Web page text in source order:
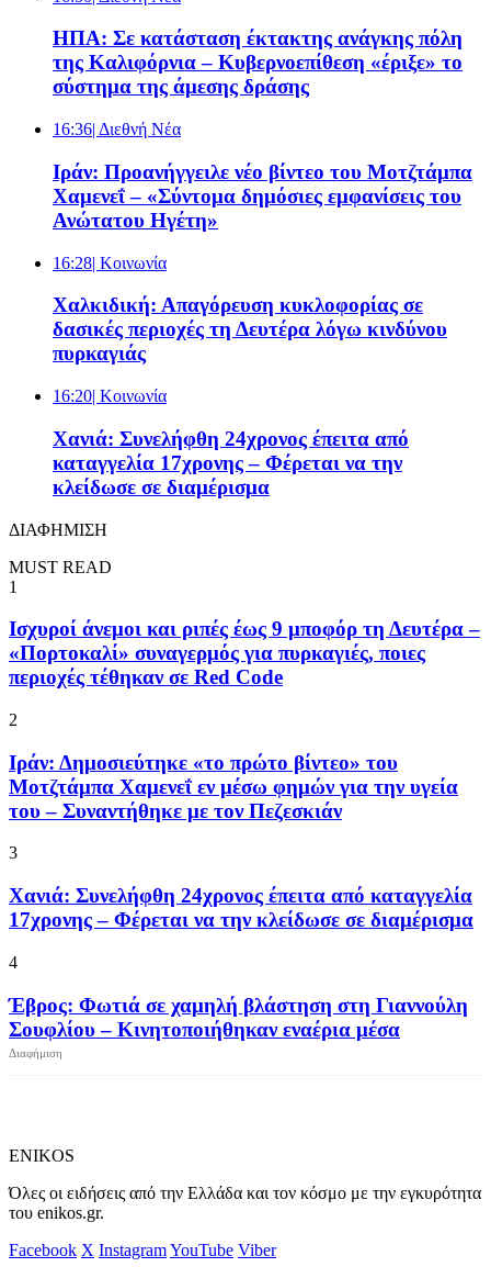
ΗΠΑ: Σε κατάσταση έκτακτης ανάγκης πόλη
της Καλιφόρνια – Κυβερνοεπίθεση «έριξε» το
σύστημα της άμεσης δράσης
16:36| Διεθνή Νέα
Ιράν: Προανήγγειλε νέο βίντεο του Μοτζτάμπα
Χαμενεΐ – «Σύντομα δημόσιες εμφανίσεις του
Ανώτατου Ηγέτη»
16:28| Κοινωνία
Χαλκιδική: Απαγόρευση κυκλοφορίας σε
δασικές περιοχές τη Δευτέρα λόγω κινδύνου
πυρκαγιάς
16:20| Κοινωνία
Χανιά: Συνελήφθη 24χρονος έπειτα από
καταγγελία 17χρονης – Φέρεται να την
κλείδωσε σε διαμέρισμα
ΔΙΑΦΗΜΙΣΗ
MUST READ
1
Ισχυροί άνεμοι και ριπές έως 9 μποφόρ τη Δευτέρα –
«Πορτοκαλί» συναγερμός για πυρκαγιές, ποιες
περιοχές τέθηκαν σε Red Code
2
Ιράν: Δημοσιεύτηκε «το πρώτο βίντεο» του
Μοτζτάμπα Χαμενεΐ εν μέσω φημών για την υγεία
του – Συναντήθηκε με τον Πεζεσκιάν
3
Χανιά: Συνελήφθη 24χρονος έπειτα από καταγγελία
17χρονης – Φέρεται να την κλείδωσε σε διαμέρισμα
4
Έβρος: Φωτιά σε χαμηλή βλάστηση στη Γιαννούλη
Σουφλίου – Κινητοποιήθηκαν εναέρια μέσα
ENIKOS
Όλες οι ειδήσεις από την Ελλάδα και τον κόσμο με την εγκυρότητα
του enikos.gr.
Facebook X InstagramYouTube Viber